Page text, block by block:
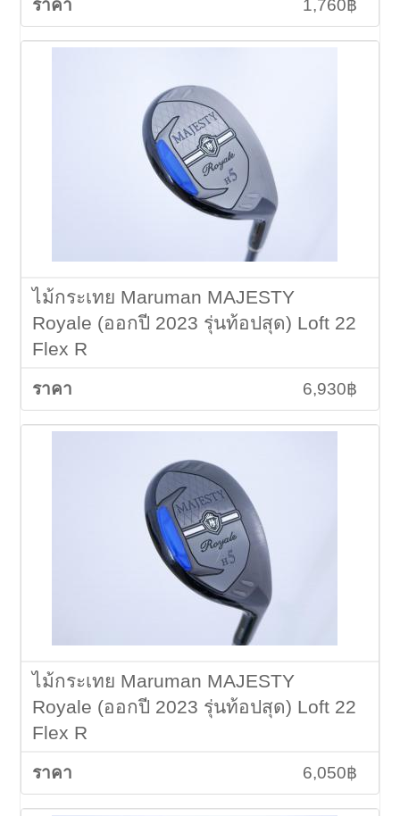
1,760฿
ไม้กระเทย Maruman MAJESTY
Royale (ออกปี 2023 รุ่นท้อปสุด) Loft 22
Flex R
6,930฿
ไม้กระเทย Maruman MAJESTY
Royale (ออกปี 2023 รุ่นท้อปสุด) Loft 22
Flex R
6,050฿